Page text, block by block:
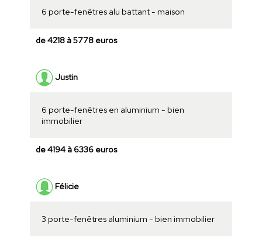
6 porte-fenêtres alu battant - maison
de 4218 à 5778 euros
Justin
6 porte-fenêtres en aluminium - bien
immobilier
de 4194 à 6336 euros
Félicie
3 porte-fenêtres aluminium - bien immobilier